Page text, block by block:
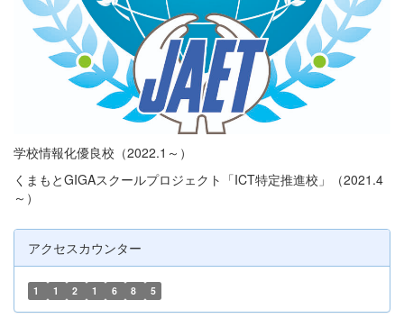
学校情報化優良校（2022.1～）
くまもとGIGAスクールプロジェクト「ICT特定推進校」（2021.4
～）
アクセスカウンター
1 1 2 1 6 8 5